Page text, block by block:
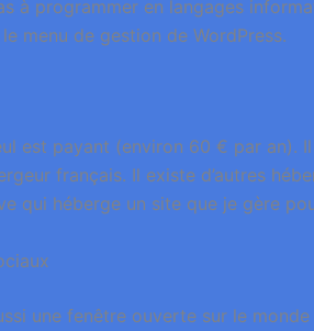
à programmer en langages
menu de gestion de WordPress.
est payant (environ 60 € par an).
français. Il existe d’autres
qui héberge un site que je gère
une fenêtre ouverte sur le